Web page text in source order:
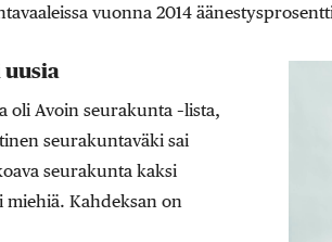
vuonna 2014
oli Avoin seurakunta –lista,
seurakuntaväki sai
seurakunta kaksi
miehiä. Kahdeksan on